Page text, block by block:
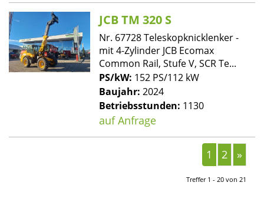
JCB TM 320 S
Nr. 67728 Teleskopknicklenker -
mit 4-Zylinder JCB Ecomax
Common Rail, Stufe V, SCR Te...
PS/kW: 152 PS/112 kW
Baujahr: 2024
Betriebsstunden: 1130
auf Anfrage
1 2 »
Treffer 1 - 20 von 21